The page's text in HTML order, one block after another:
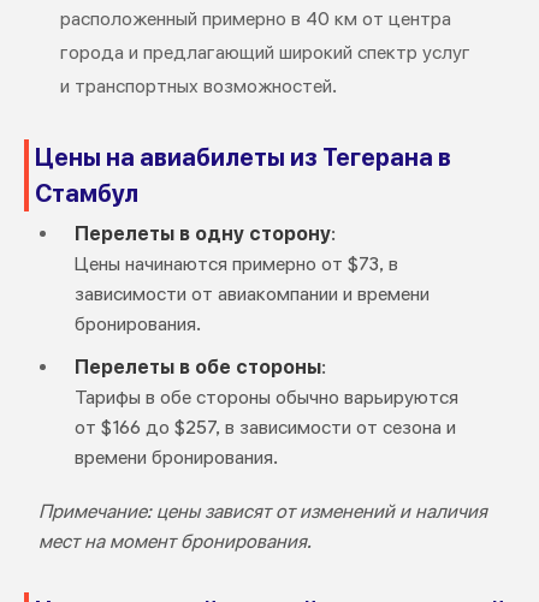
расположенный примерно в 40 км от центра
города и предлагающий широкий спектр услуг
и транспортных возможностей.
Цены на авиабилеты из Тегерана в
Стамбул
Перелеты в одну сторону:
Цены начинаются примерно от $73, в
зависимости от авиакомпании и времени
бронирования.
Перелеты в обе стороны:
Тарифы в обе стороны обычно варьируются
от $166 до $257, в зависимости от сезона и
времени бронирования.
Примечание: цены зависят от изменений и наличия
мест на момент бронирования.